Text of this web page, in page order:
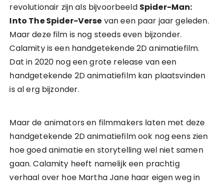
revolutionair zijn als bijvoorbeeld Spider-Man:
Into The Spider-Verse van een paar jaar geleden.
Maar deze film is nog steeds even bijzonder.
Calamity is een handgetekende 2D animatiefilm.
Dat in 2020 nog een grote release van een
handgetekende 2D animatiefilm kan plaatsvinden
is al erg bijzonder.
Maar de animators en filmmakers laten met deze
handgetekende 2D animatiefilm ook nog eens zien
hoe goed animatie en storytelling wel niet samen
gaan. Calamity heeft namelijk een prachtig
verhaal over hoe Martha Jane haar eigen weg in